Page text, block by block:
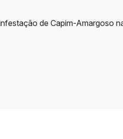
de Capim-Amargoso